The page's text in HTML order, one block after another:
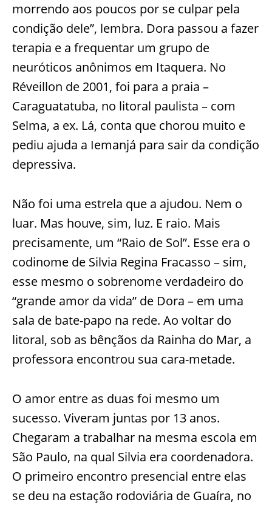
morrendo aos poucos por se culpar pela
condição dele”, lembra. Dora passou a fazer
terapia e a frequentar um grupo de
neuróticos anônimos em Itaquera. No
Réveillon de 2001, foi para a praia –
Caraguatatuba, no litoral paulista – com
Selma, a ex. Lá, conta que chorou muito e
pediu ajuda a Iemanjá para sair da condição
depressiva.
Não foi uma estrela que a ajudou. Nem o
luar. Mas houve, sim, luz. E raio. Mais
precisamente, um “Raio de Sol”. Esse era o
codinome de Silvia Regina Fracasso – sim,
esse mesmo o sobrenome verdadeiro do
“grande amor da vida” de Dora – em uma
sala de bate-papo na rede. Ao voltar do
litoral, sob as bênçãos da Rainha do Mar, a
professora encontrou sua cara-metade.
O amor entre as duas foi mesmo um
sucesso. Viveram juntas por 13 anos.
Chegaram a trabalhar na mesma escola em
São Paulo, na qual Silvia era coordenadora.
O primeiro encontro presencial entre elas
se deu na estação rodoviária de Guaíra, no